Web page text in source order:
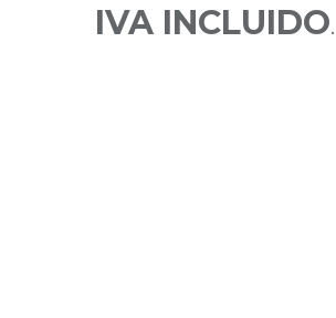
IVA INCLUIDO.